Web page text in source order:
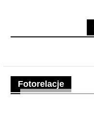
Fotorelacje